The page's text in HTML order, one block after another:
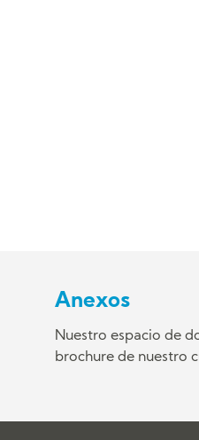
Anexos
Nuestro espacio de
brochure de nuestro